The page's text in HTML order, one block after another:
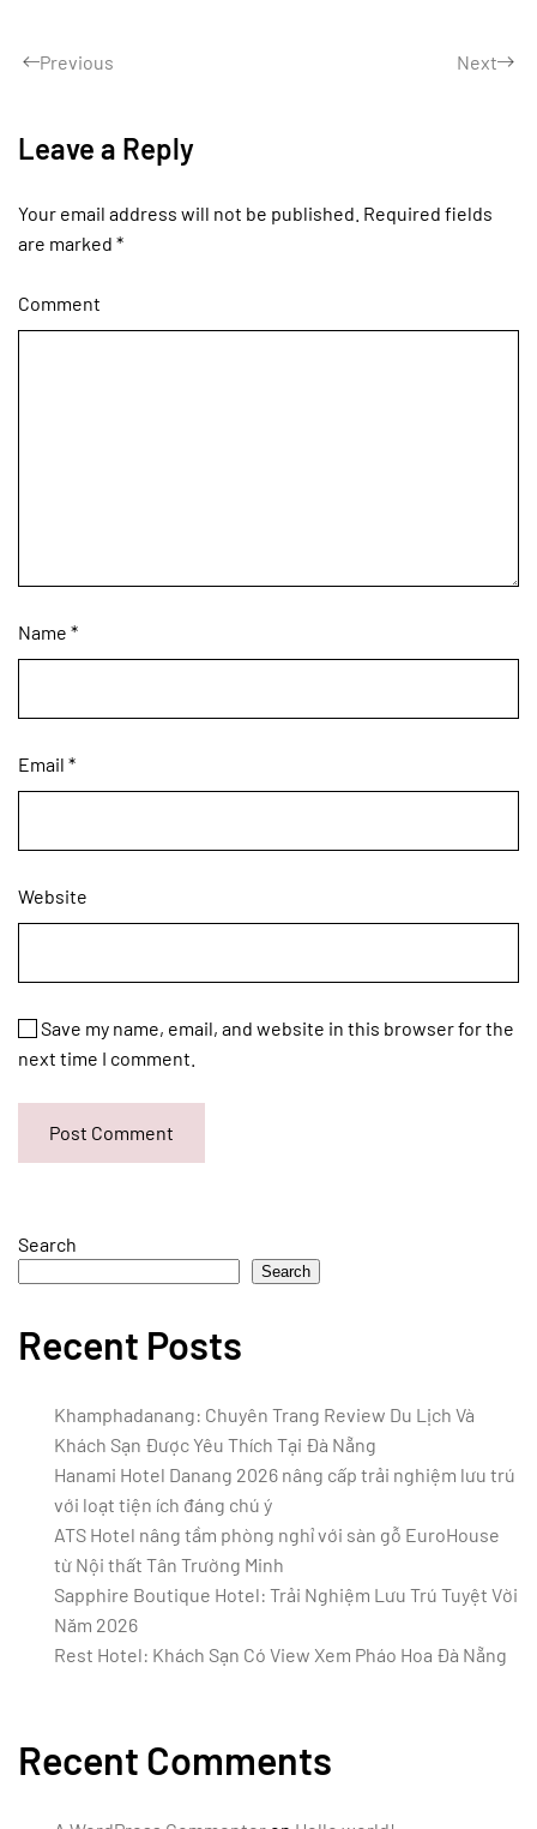
Previous Next
Leave a Reply
Your email address will not be published. Required fields
are marked *
Comment
Name *
Email *
Website
Save my name, email, and website in this browser for the
next time I comment.
Post Comment
Search
Search
Recent Posts
Khamphadanang: Chuyên Trang Review Du Lịch Và
Khách Sạn Được Yêu Thích Tại Đà Nẵng
Hanami Hotel Danang 2026 nâng cấp trải nghiệm lưu trú
với loạt tiện ích đáng chú ý
ATS Hotel nâng tầm phòng nghỉ với sàn gỗ EuroHouse
từ Nội thất Tân Trường Minh
Sapphire Boutique Hotel: Trải Nghiệm Lưu Trú Tuyệt Vời
Năm 2026
Rest Hotel: Khách Sạn Có View Xem Pháo Hoa Đà Nẵng
Recent Comments